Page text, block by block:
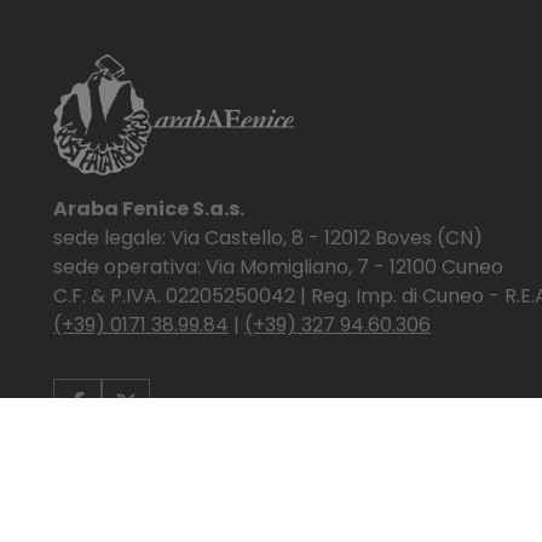
Araba Fenice S.a.s.
sede legale: Via Castello, 8 - 12012 Boves (CN)
sede operativa: Via Momigliano, 7 - 12100 Cuneo
C.F. & P.IVA. 02205250042 | Reg. Imp. di Cuneo -
(+39) 0171 38.99.84 | (+39) 327 94.60.306